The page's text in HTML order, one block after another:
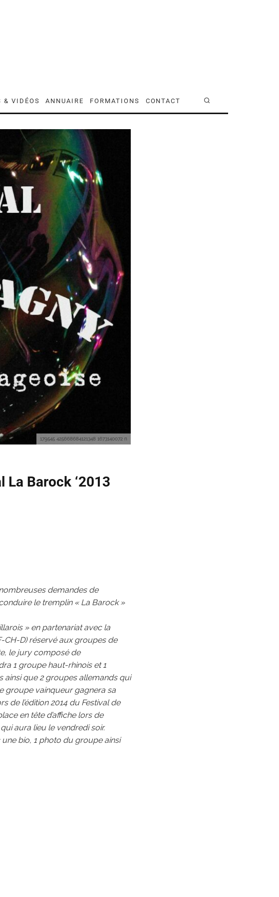
& VIDÉOS ANNUAIRE FORMATIONS CONTACT
179545 425668684121348 1673140072 n
Barock ‘2013
demandes de
le tremplin « La Barock »
» en partenariat avec la
CH-D) réservé aux groupes de
le jury composé de
1 groupe haut-rhinois et 1
ainsi que 2 groupes allemands qui
groupe vainqueur gagnera sa
de l’édition 2014 du Festival de
en tête d’affiche lors de
aura lieu le vendredi soir.
bio, 1 photo du groupe ainsi